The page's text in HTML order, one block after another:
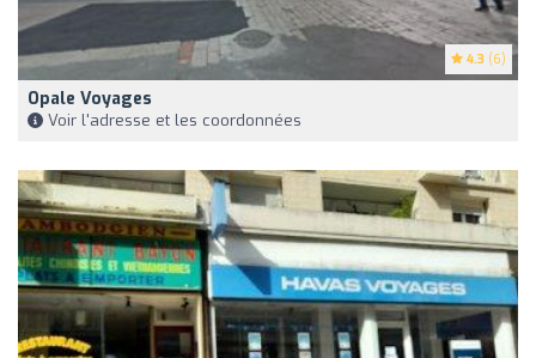
4.3 (6)
Opale Voyages
Voir l'adresse et les coordonnées